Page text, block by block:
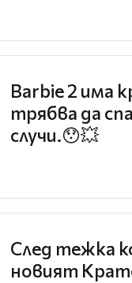
Barbie 2 има
трябва да
случи.😯💥
След тежка
новият